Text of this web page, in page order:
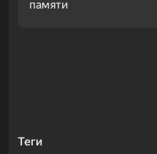
памяти
Теги